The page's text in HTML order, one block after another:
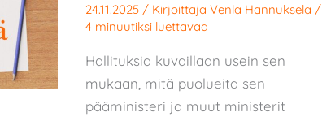
24.11.2025 / Kirjoittaja Venla Hannuksela /
4 minuutiksi luettavaa
Hallituksia kuvaillaan usein sen
mukaan, mitä puolueita sen
pääministeri ja muut ministerit